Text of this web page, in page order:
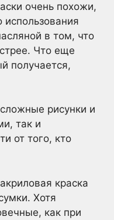
очень похожи,
в том, что
Что еще
получается,
рисунки и
так и
от того, кто
краска
Хотя
как при